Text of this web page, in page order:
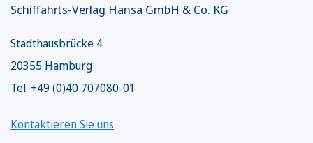
Schiffahrts-Verlag Hansa GmbH & Co. KG
Stadthausbrücke 4
20355 Hamburg
Tel. +49 (0)40 707080-01
Kontaktieren Sie uns